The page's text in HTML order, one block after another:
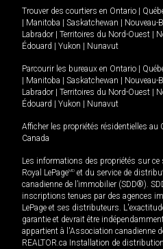
Trouver des courtiers en Ontario
Manitoba Saskatchewan Nouveau-
Labrador
Territoires du Nord-Ouest
Édouard
Yukon Nunavut
Parcourir les bureaux en Ontario
Manitoba Saskatchewan Nouveau-
Labrador
Territoires du Nord-Ouest
Édouard
Yukon Nunavut
Afficher les propriétés résidentielles au
Canada
Les informations des propriétés sur
Royal LePageMD et du service de
canadienne de l’immobilier (SDD®).
inscriptions tenues par des agences
LePage et ses distributeurs.
garantie et devrait être
appartient à l'Association canadienne
REALTOR.ca Installation de